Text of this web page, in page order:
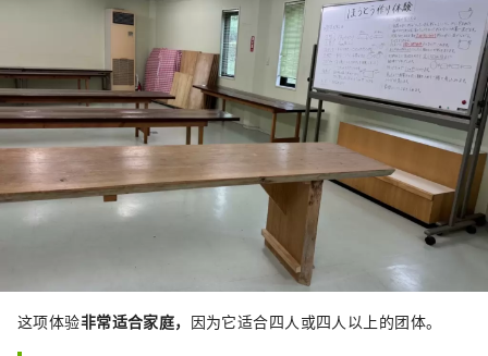
这项体验非常适合家庭， 因为它适合四人或四人以上的团体。